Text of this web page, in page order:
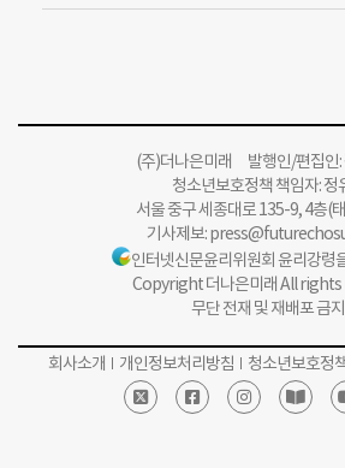
(주)더나은미래 발행인/편집인
청소년보호정책 책임자: 정
서울 중구 세종대로 135-9, 4층(
기사제보:
인터넷신문윤리위원회 윤리강령
Copyright 더나은미래 All rights
무단 전재 및 재배포 금
회사소개 개인정보처리방침 청소년보호정